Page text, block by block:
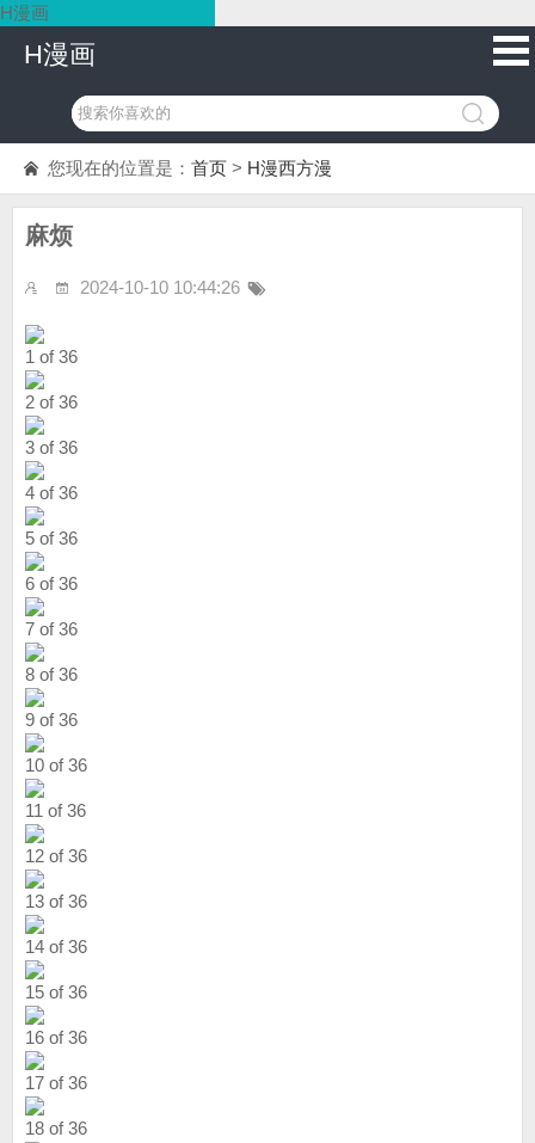
H漫画
H漫画
您现在的位置是： 首页 > H漫西方漫
麻烦
2024-10-10 10:44:26
1 of 36
2 of 36
3 of 36
4 of 36
5 of 36
6 of 36
7 of 36
8 of 36
9 of 36
10 of 36
11 of 36
12 of 36
13 of 36
14 of 36
15 of 36
16 of 36
17 of 36
18 of 36